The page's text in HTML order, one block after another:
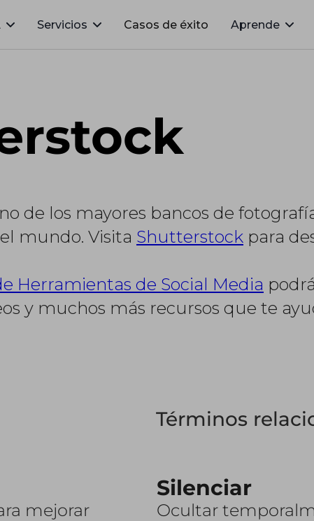
Servicios Casos de éxito Aprende
de los mayores bancos de
mundo. Visita Shutterstock para
Herramientas de Social Media
y muchos más recursos que te
Términos
mejorar
Silenciar
Ocultar